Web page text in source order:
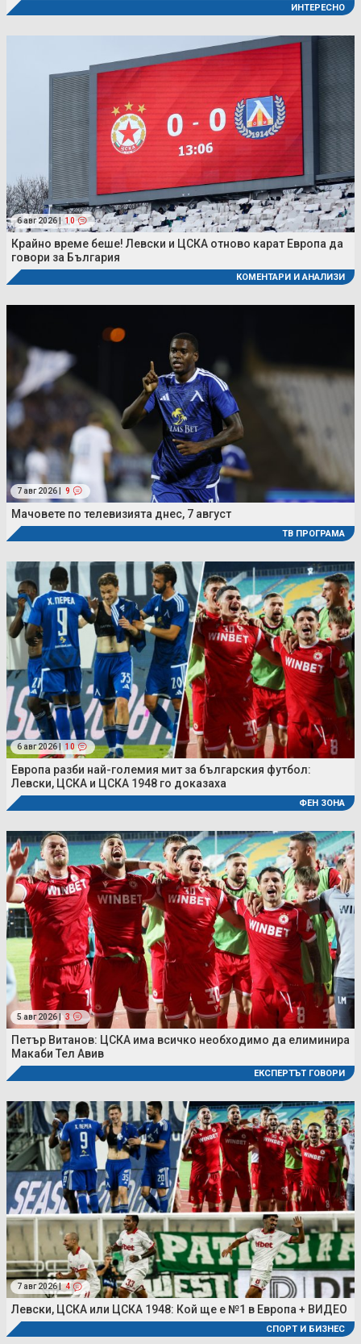
ИНТЕРЕСНО
6 авг 2026 | 10
Крайно време беше! Левски и ЦСКА отново карат Европа да
говори за България
КОМЕНТАРИ И АНАЛИЗИ
7 авг 2026 | 9
Мачовете по телевизията днес, 7 август
ТВ ПРОГРАМА
6 авг 2026 | 10
Европа разби най-големия мит за българския футбол:
Левски, ЦСКА и ЦСКА 1948 го доказаха
ФЕН ЗОНА
5 авг 2026 | 3
Петър Витанов: ЦСКА има всичко необходимо да елиминира
Макаби Тел Авив
ЕКСПЕРТЪТ ГОВОРИ
7 авг 2026 | 4
Левски, ЦСКА или ЦСКА 1948: Кой ще е №1 в Европа + ВИДЕО
СПОРТ И БИЗНЕС